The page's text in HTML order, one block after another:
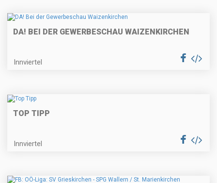
DA! BEI DER GEWERBESCHAU WAIZENKIRCHEN
Innviertel
TOP TIPP
Innviertel